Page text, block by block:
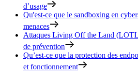
d’usage
Qu'est-ce que le sandboxing en
menaces
Attaques Living Off the Land
de prévention
Qu’est-ce que la protection des
et fonctionnement